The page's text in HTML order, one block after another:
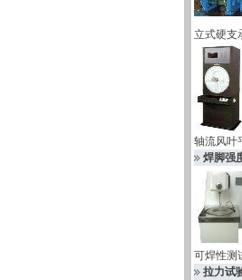
立式硬支
轴流风叶
焊脚强
可焊性测
拉力试